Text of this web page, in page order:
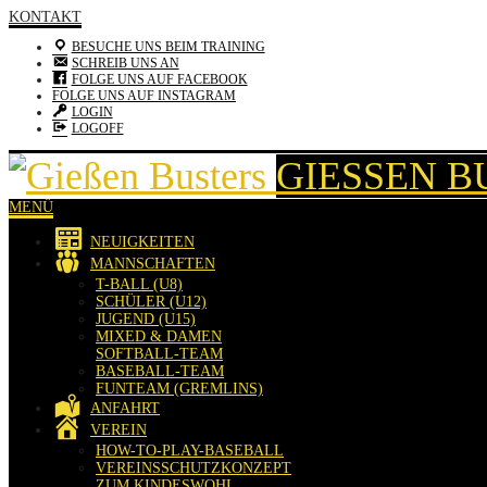
KONTAKT
BESUCHE UNS BEIM TRAINING
SCHREIB UNS AN
FOLGE UNS AUF FACEBOOK
FOLGE UNS AUF INSTAGRAM
LOGIN
LOGOFF
GIESSEN
MENÜ
NEUIGKEITEN
MANNSCHAFTEN
T-BALL (U8)
SCHÜLER (U12)
JUGEND (U15)
MIXED & DAMEN
SOFTBALL-TEAM
BASEBALL-TEAM
FUNTEAM (GREMLINS)
ANFAHRT
VEREIN
HOW-TO-PLAY-BASEBALL
VEREINSSCHUTZKONZEPT